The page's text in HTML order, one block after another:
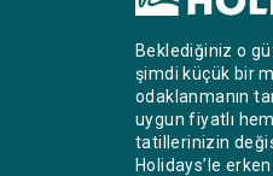
Beklediğiniz o
şimdi küçük bir
odaklanmanın
uygun fiyatlı
tatillerinizin
Holidays’le